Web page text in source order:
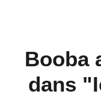
Booba
dans